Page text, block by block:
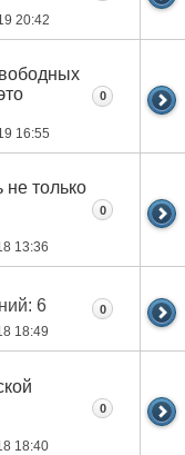
20:42
16:55
0
не только
13:36
0
18:49
0
18:40
0